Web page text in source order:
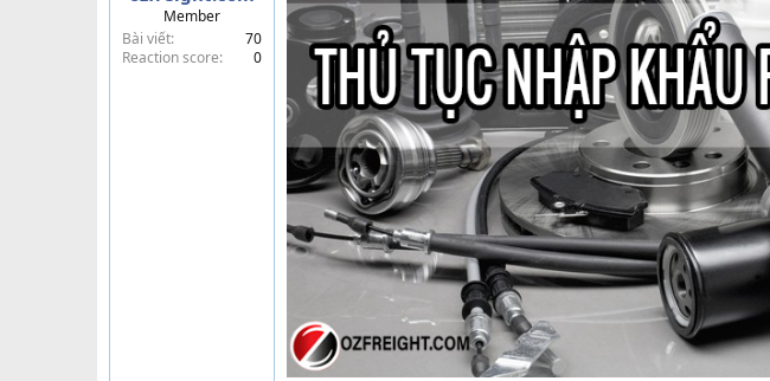
Member
Bài viết
70
Reaction score
0